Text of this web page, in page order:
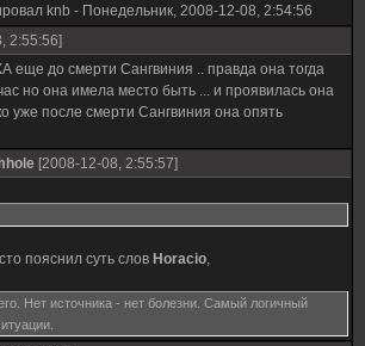
knb - Понедельник, 2008-12-08, 2:54:56
2:55:56]
еще до смерти Сангвиния .. правда она тогда
но она имела место быть ... и проявилась она
уже после смерти Сангвиния она опять
[2008-12-08, 2:55:57]
пояснил суть слов Horacio,
Нет источника - нет болезни. Самый логичный